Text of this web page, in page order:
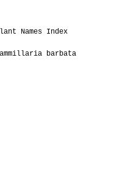
Names Index
barbata